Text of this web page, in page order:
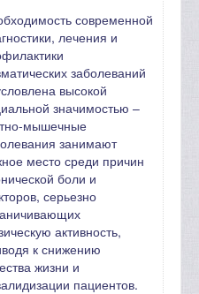
современной
лечения и
заболеваний
высокой
значимостью –
мышечные
занимают
место среди причин
боли и
серьезно
активность,
к снижению
жизни и
пациентов.